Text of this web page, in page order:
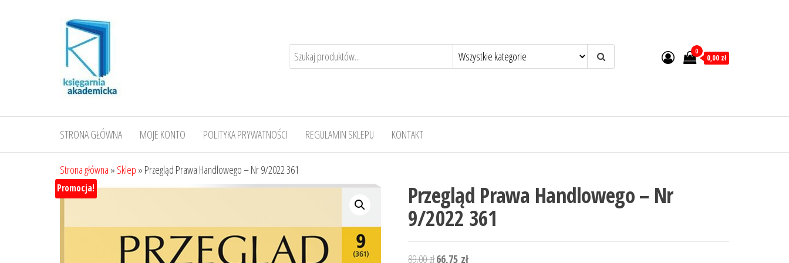
0
0,00 zł
STRONA GŁÓWNA MOJE KONTO POLITYKA PRYWATNOŚCI REGULAMIN SKLEPU KONTAKT
Strona główna » Sklep » Przegląd Prawa Handlowego – Nr 9/2022 361
Promocja! Przegląd Prawa Handlowego – Nr
9/2022 361
89,00złPierwotna
66,75 złAktualna